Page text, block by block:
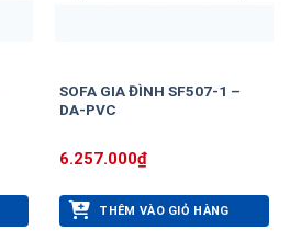
SOFA GIA ĐÌNH SF507-1 –
DA-PVC
6.257.000₫
THÊM VÀO GIỎ HÀNG